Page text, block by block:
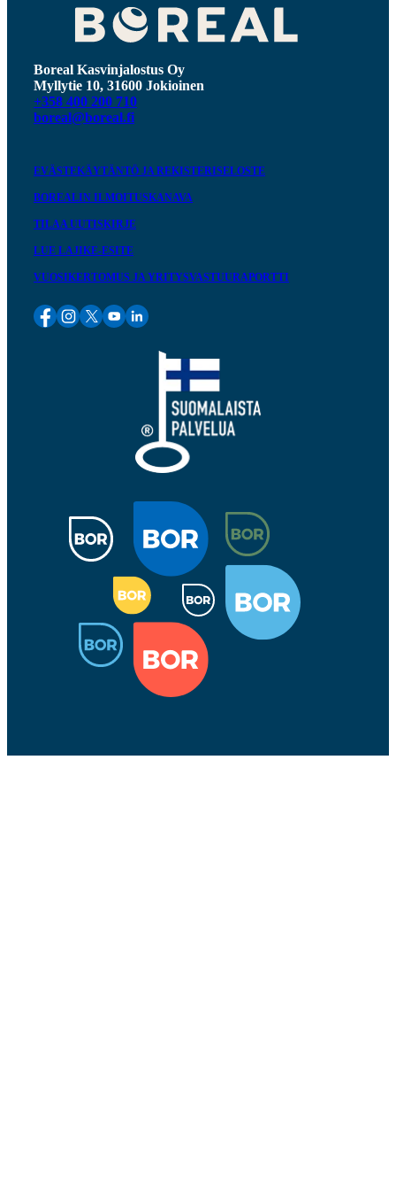
Boreal Kasvinjalostus Oy
Myllytie 10, 31600 Jokioinen
+358 400 200 710
boreal@boreal.fi
EVÄSTEKÄYTÄNTÖ JA REKISTERISELOSTE
BOREALIN ILMOITUSKANAVA
TILAA UUTISKIRJE
LUE LAJIKE-ESITE
VUOSIKERTOMUS JA YRITYSVASTUURAPORTTI